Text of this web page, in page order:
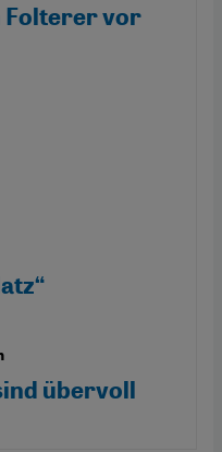
Folterer vor
übervoll